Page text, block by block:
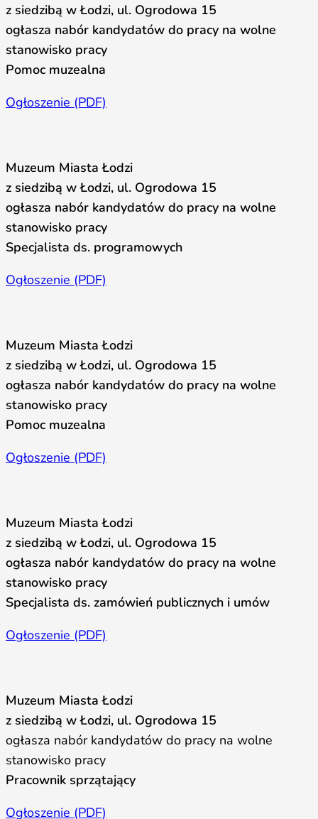
z siedzibą w Łodzi, ul. Ogrodowa 15
ogłasza nabór kandydatów do pracy na wolne
stanowisko pracy
Pomoc muzealna
Ogłoszenie (PDF)
Muzeum Miasta Łodzi
z siedzibą w Łodzi, ul. Ogrodowa 15
ogłasza nabór kandydatów do pracy na wolne
stanowisko pracy
Specjalista ds. programowych
Ogłoszenie (PDF)
Muzeum Miasta Łodzi
z siedzibą w Łodzi, ul. Ogrodowa 15
ogłasza nabór kandydatów do pracy na wolne
stanowisko pracy
Pomoc muzealna
Ogłoszenie (PDF)
Muzeum Miasta Łodzi
z siedzibą w Łodzi, ul. Ogrodowa 15
ogłasza nabór kandydatów do pracy na wolne
stanowisko pracy
Specjalista ds. zamówień publicznych i umów
Ogłoszenie (PDF)
Muzeum Miasta Łodzi
z siedzibą w Łodzi, ul. Ogrodowa 15
ogłasza nabór kandydatów do pracy na wolne
stanowisko pracy
Pracownik sprzątający
Ogłoszenie (PDF)